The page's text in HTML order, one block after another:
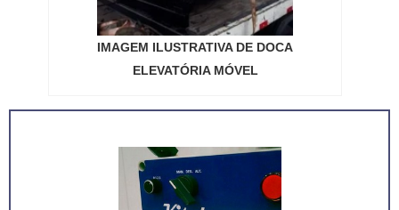
IMAGEM ILUSTRATIVA DE DOCA
ELEVATÓRIA MÓVEL